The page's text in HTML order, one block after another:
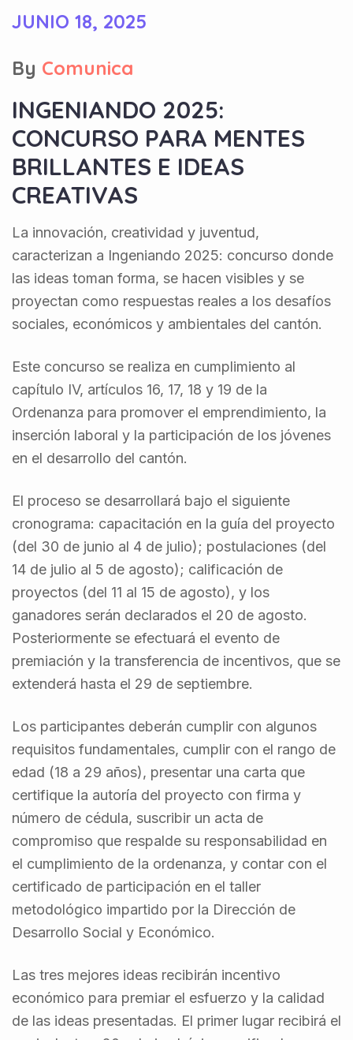
JUNIO 18, 2025
By Comunica
INGENIANDO 2025:
CONCURSO PARA MENTES
BRILLANTES E IDEAS
CREATIVAS
La innovación, creatividad y juventud,
caracterizan a Ingeniando 2025: concurso donde
las ideas toman forma, se hacen visibles y se
proyectan como respuestas reales a los desafíos
sociales, económicos y ambientales del cantón.
Este concurso se realiza en cumplimiento al
capítulo IV, artículos 16, 17, 18 y 19 de la
Ordenanza para promover el emprendimiento, la
inserción laboral y la participación de los jóvenes
en el desarrollo del cantón.
El proceso se desarrollará bajo el siguiente
cronograma: capacitación en la guía del proyecto
(del 30 de junio al 4 de julio); postulaciones (del
14 de julio al 5 de agosto); calificación de
proyectos (del 11 al 15 de agosto), y los
ganadores serán declarados el 20 de agosto.
Posteriormente se efectuará el evento de
premiación y la transferencia de incentivos, que se
extenderá hasta el 29 de septiembre.
Los participantes deberán cumplir con algunos
requisitos fundamentales, cumplir con el rango de
edad (18 a 29 años), presentar una carta que
certifique la autoría del proyecto con firma y
número de cédula, suscribir un acta de
compromiso que respalde su responsabilidad en
el cumplimiento de la ordenanza, y contar con el
certificado de participación en el taller
metodológico impartido por la Dirección de
Desarrollo Social y Económico.
Las tres mejores ideas recibirán incentivo
económico para premiar el esfuerzo y la calidad
de las ideas presentadas. El primer lugar recibirá el